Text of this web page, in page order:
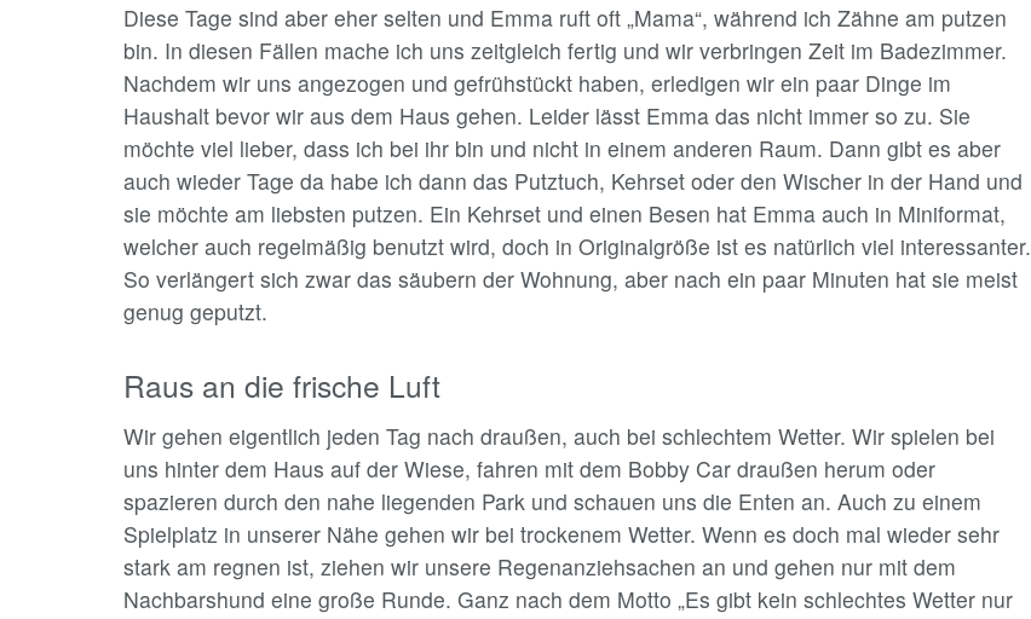
Diese Tage sind aber eher selten und Emma ruft oft „Mama“, während ich Zähne am putzen
bin. In diesen Fällen mache ich uns zeitgleich fertig und wir verbringen Zeit im Badezimmer.
Nachdem wir uns angezogen und gefrühstückt haben, erledigen wir ein paar Dinge im
Haushalt bevor wir aus dem Haus gehen. Leider lässt Emma das nicht immer so zu. Sie
möchte viel lieber, dass ich bei ihr bin und nicht in einem anderen Raum. Dann gibt es aber
auch wieder Tage da habe ich dann das Putztuch, Kehrset oder den Wischer in der Hand und
sie möchte am liebsten putzen. Ein Kehrset und einen Besen hat Emma auch in Miniformat,
welcher auch regelmäßig benutzt wird, doch in Originalgröße ist es natürlich viel interessanter.
So verlängert sich zwar das säubern der Wohnung, aber nach ein paar Minuten hat sie meist
genug geputzt.
Raus an die frische Luft
Wir gehen eigentlich jeden Tag nach draußen, auch bei schlechtem Wetter. Wir spielen bei
uns hinter dem Haus auf der Wiese, fahren mit dem Bobby Car draußen herum oder
spazieren durch den nahe liegenden Park und schauen uns die Enten an. Auch zu einem
Spielplatz in unserer Nähe gehen wir bei trockenem Wetter. Wenn es doch mal wieder sehr
stark am regnen ist, ziehen wir unsere Regenanziehsachen an und gehen nur mit dem
Nachbarshund eine große Runde. Ganz nach dem Motto „Es gibt kein schlechtes Wetter nur